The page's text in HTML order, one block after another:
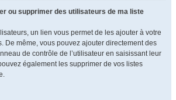
ou supprimer des utilisateurs de ma liste
un lien vous permet de les ajouter à votre
De même, vous pouvez ajouter directement des
de contrôle de l’utilisateur en saisissant leur
également les supprimer de vos listes